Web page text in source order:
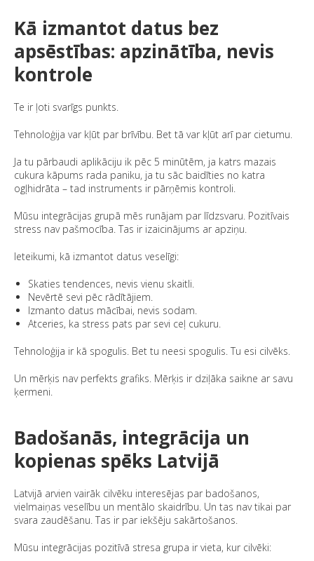
Kā izmantot datus bez
apsēstības: apzinātība, nevis
kontrole
Te ir ļoti svarīgs punkts.
Tehnoloģija var kļūt par brīvību. Bet tā var kļūt arī par cietumu.
Ja tu pārbaudi aplikāciju ik pēc 5 minūtēm, ja katrs mazais
cukura kāpums rada paniku, ja tu sāc baidīties no katra
ogļhidrāta – tad instruments ir pārņēmis kontroli.
Mūsu integrācijas grupā mēs runājam par līdzsvaru. Pozitīvais
stress nav pašmocība. Tas ir izaicinājums ar apziņu.
Ieteikumi, kā izmantot datus veselīgi:
Skaties tendences, nevis vienu skaitli.
Nevērtē sevi pēc rādītājiem.
Izmanto datus mācībai, nevis sodam.
Atceries, ka stress pats par sevi ceļ cukuru.
Tehnoloģija ir kā spogulis. Bet tu neesi spogulis. Tu esi cilvēks.
Un mērķis nav perfekts grafiks. Mērķis ir dziļāka saikne ar savu
ķermeni.
Badošanās, integrācija un
kopienas spēks Latvijā
Latvijā arvien vairāk cilvēku interesējas par badošanos,
vielmaiņas veselību un mentālo skaidrību. Un tas nav tikai par
svara zaudēšanu. Tas ir par iekšēju sakārtošanos.
Mūsu integrācijas pozitīvā stresa grupa ir vieta, kur cilvēki: